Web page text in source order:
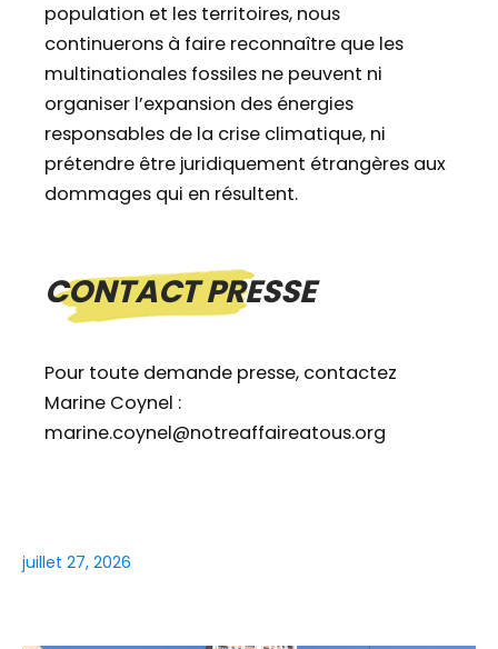
population et les territoires, nous
continuerons à faire reconnaître que les
multinationales fossiles ne peuvent ni
organiser l’expansion des énergies
responsables de la crise climatique, ni
prétendre être juridiquement étrangères aux
dommages qui en résultent.
CONTACT PRESSE
Pour toute demande presse, contactez
Marine Coynel :
marine.coynel@notreaffaireatous.org
juillet 27, 2026